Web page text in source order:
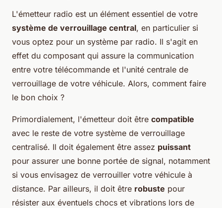
L'émetteur radio est un élément essentiel de votre
système de verrouillage central, en particulier si
vous optez pour un système par radio. Il s'agit en
effet du composant qui assure la communication
entre votre télécommande et l'unité centrale de
verrouillage de votre véhicule. Alors, comment faire
le bon choix ?
Primordialement, l'émetteur doit être compatible
avec le reste de votre système de verrouillage
centralisé. Il doit également être assez puissant
pour assurer une bonne portée de signal, notamment
si vous envisagez de verrouiller votre véhicule à
distance. Par ailleurs, il doit être robuste pour
résister aux éventuels chocs et vibrations lors de